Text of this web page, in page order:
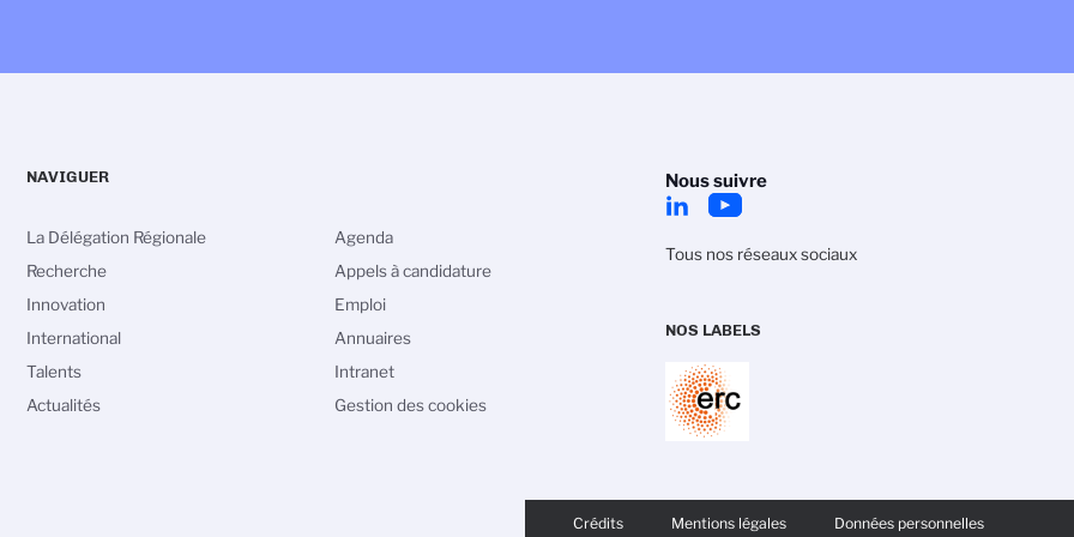
Nous suivre
Tous nos réseaux sociaux
NOS LABELS
PIED
Crédits Mentions légales Données personnelles
NAVIGUER
La Délégation Régionale
Recherche
Innovation
International
Talents
Actualités
Agenda
Appels à candidature
Emploi
Annuaires
Intranet
Gestion des cookies
de confidentialité, en garantissant la conformité avec les réglementations. Personnalisez vos préférences